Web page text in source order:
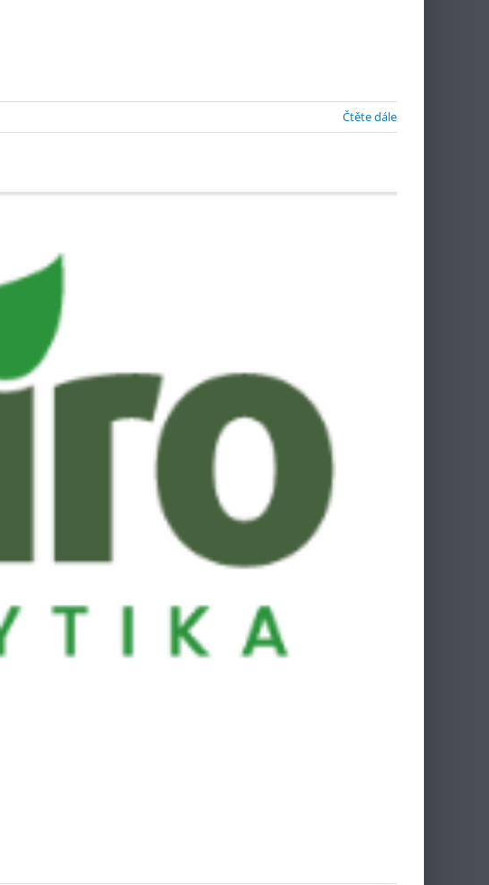
Čtěte dále